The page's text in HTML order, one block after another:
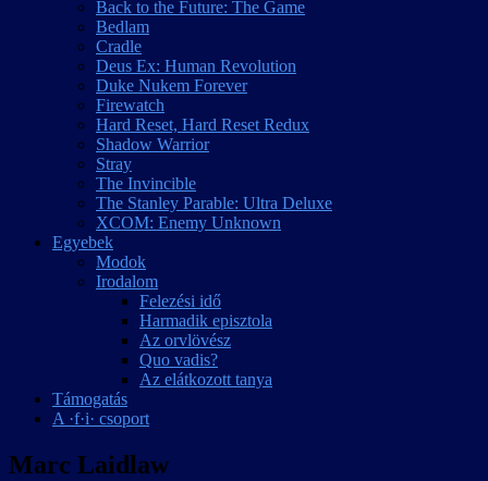
Back to the Future: The Game
Bedlam
Cradle
Deus Ex: Human Revolution
Duke Nukem Forever
Firewatch
Hard Reset, Hard Reset Redux
Shadow Warrior
Stray
The Invincible
The Stanley Parable: Ultra Deluxe
XCOM: Enemy Unknown
Egyebek
Modok
Irodalom
Felezési idő
Harmadik episztola
Az orvlövész
Quo vadis?
Az elátkozott tanya
Támogatás
A ·f·i· csoport
Marc Laidlaw